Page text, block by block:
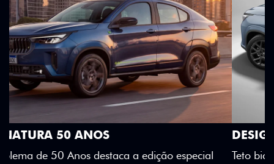
DESIGN QUE SE DESTACA
Teto bicolor, adesivos estilizados e detalhes em Citrus